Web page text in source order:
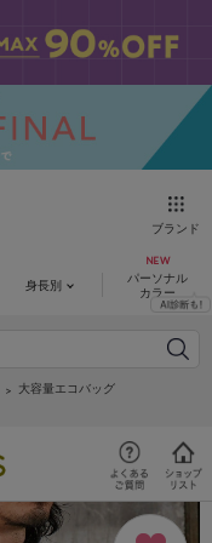
ブランド
身長別
パーソナル
カラー
大容量エコバッグ